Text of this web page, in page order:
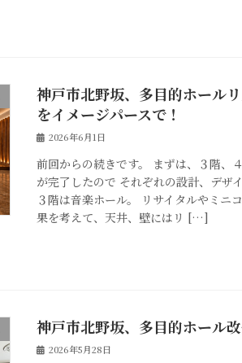
神戸市北野坂、多目的ホール
をイメージパースで！
2026年6月1日
前回からの続きです。 まずは、３階、
が完了したので それぞれの設計、デザ
３階は音楽ホール。 リサイタルやミニ
果を考えて、天井、壁にはリ […]
神戸市北野坂、多目的ホール
2026年5月28日